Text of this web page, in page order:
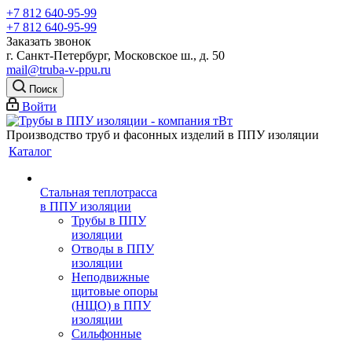
+7 812 640-95-99
+7 812 640-95-99
Заказать звонок
г. Санкт-Петербург, Московское ш., д. 50
mail@truba-v-ppu.ru
Поиск
Войти
Производство труб и фасонных изделий в ППУ изоляции
Каталог
Стальная теплотрасса
в ППУ изоляции
Трубы в ППУ
изоляции
Отводы в ППУ
изоляции
Неподвижные
щитовые опоры
(НЩО) в ППУ
изоляции
Cильфонные